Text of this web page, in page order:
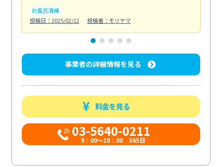
お風呂清掃
投稿日：2025/02/12
投稿者：モリヤマ
事業者の詳細情報を見る
料金を見る
03-5640-0211
9：00～18：00 365日